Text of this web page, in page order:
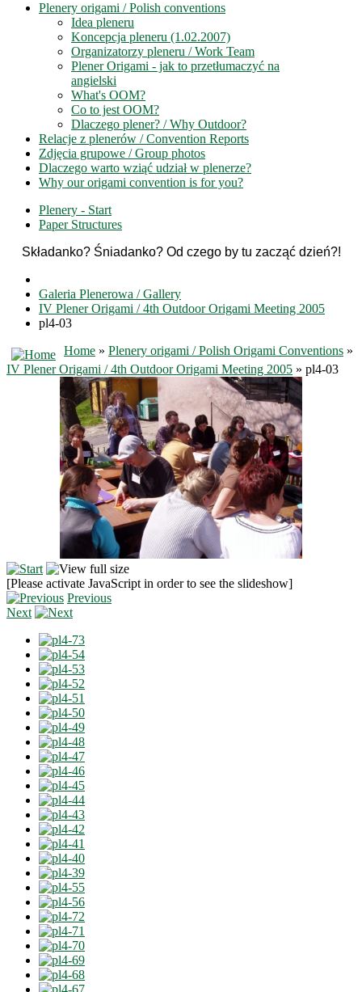
Plenery origami / Polish conventions
Idea pleneru
Koncepcja pleneru (1.02.2007)
Organizatorzy pleneru / Work Team
Plener Origami - jak to przetłumaczyć na
angielski
What's OOM?
Co to jest OOM?
Dlaczego plener? / Why Outdoor?
Relacje z plenerów / Convention Reports
Zdjęcia grupowe / Group photos
Dlaczego warto wziąć udział w plenerze?
Why our origami convention is for you?
Plenery - Start
Paper Structures
Składanko? Śniadanko? Od czego by tu zacząć dzień?!
Galeria Plenerowa / Gallery
IV Plener Origami / 4th Outdoor Origami Meeting 2005
pl4-03
Home » Plenery origami / Polish Origami Conventions »
IV Plener Origami / 4th Outdoor Origami Meeting 2005 » pl4-03
[Please activate JavaScript in order to see the slideshow]
Previous
Next